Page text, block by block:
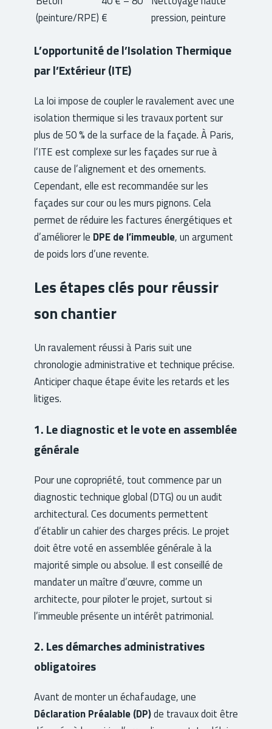
(peinture/RPE) €
pression, peinture
L’opportunité de l’Isolation Thermique
par l’Extérieur (ITE)
La loi impose de coupler le ravalement avec une
isolation thermique si les travaux portent sur
plus de 50 % de la surface de la façade. À Paris,
l’ITE est complexe sur les façades sur rue à
cause de l’alignement et des ornements.
Cependant, elle est recommandée sur les
façades sur cour ou les murs pignons. Cela
permet de réduire les factures énergétiques et
d’améliorer le DPE de l’immeuble, un argument
de poids lors d’une revente.
Les étapes clés pour réussir
son chantier
Un ravalement réussi à Paris suit une
chronologie administrative et technique précise.
Anticiper chaque étape évite les retards et les
litiges.
1. Le diagnostic et le vote en assemblée
générale
Pour une copropriété, tout commence par un
diagnostic technique global (DTG) ou un audit
architectural. Ces documents permettent
d’établir un cahier des charges précis. Le projet
doit être voté en assemblée générale à la
majorité simple ou absolue. Il est conseillé de
mandater un maître d’œuvre, comme un
architecte, pour piloter le projet, surtout si
l’immeuble présente un intérêt patrimonial.
2. Les démarches administratives
obligatoires
Avant de monter un échafaudage, une
Déclaration Préalable (DP)de travaux doit être